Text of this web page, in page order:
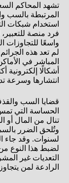
تشهد المحاكم
المرتبطة بالسب
استخدام شبكات
فرد منصة
واسعًا
لم تعد هذه
المباشر في
أشكالًا إلكترونية
انتشارها وسرعة
قضايا السب
الحساسة التي
تنال من المال
وتُلحق الضرر
لسنوات. وقد جاء
لضبط هذا النوع من
التعديات غير
الرادعة لمن